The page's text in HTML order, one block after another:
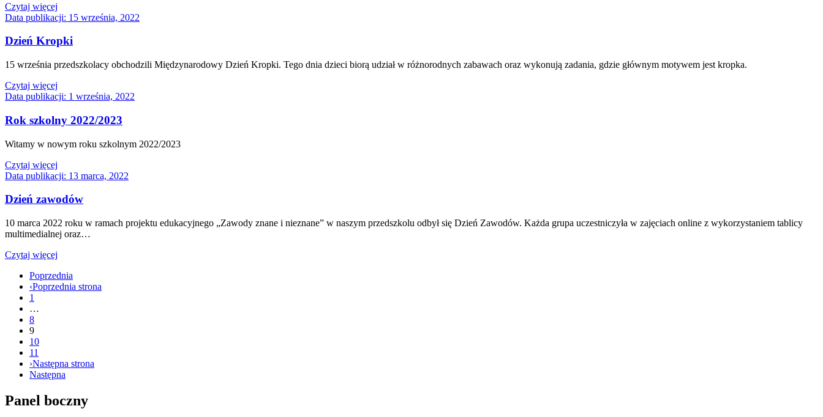
Czytaj więcej
Data publikacji: 15 września, 2022
Dzień Kropki
15 września przedszkolacy obchodzili Międzynarodowy Dzień Kropki. Tego dnia dzieci biorą udział w różnorodnych zabawach oraz wykonują zadania, gdzie głównym motywem jest kropka.
Czytaj więcej
Data publikacji: 1 września, 2022
Rok szkolny 2022/2023
Witamy w nowym roku szkolnym 2022/2023
Czytaj więcej
Data publikacji: 13 marca, 2022
Dzień zawodów
10 marca 2022 roku w ramach projektu edukacyjnego „Zawody znane i nieznane” w naszym przedszkolu odbył się Dzień Zawodów. Każda grupa uczestniczyła w zajęciach online z wykorzystaniem tablicy
multimedialnej oraz…
Czytaj więcej
Poprzednia
‹Poprzednia strona
1
…
8
9
10
11
›Następna strona
Następna
Panel boczny